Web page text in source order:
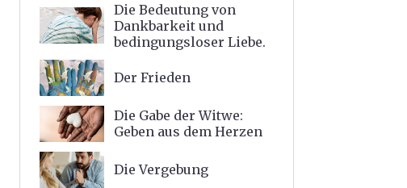
Die Bedeutung von
Dankbarkeit und
bedingungsloser Liebe.
Der Frieden
Die Gabe der Witwe:
Geben aus dem Herzen
Die Vergebung